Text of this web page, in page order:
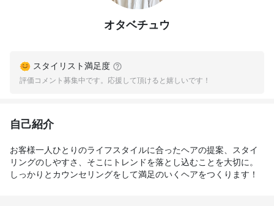
オタベチュウ
スタイリスト満足度
評価コメント募集中です。応援して頂けると嬉しいです！
自己紹介
お客様一人ひとりのライフスタイルに合ったヘアの提案、スタイ
リングのしやすさ、そこにトレンドを落とし込むことを大切に。
しっかりとカウンセリングをして満足のいくヘアをつくります！